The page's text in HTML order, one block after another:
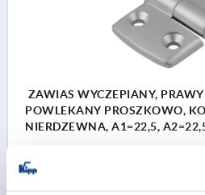
ZAWIAS WYCZEPIANY,
POWLEKANY PROSZKOWO,
NIERDZEWNA, A1=22,5,
ROZSTAW OTWORÓW Z